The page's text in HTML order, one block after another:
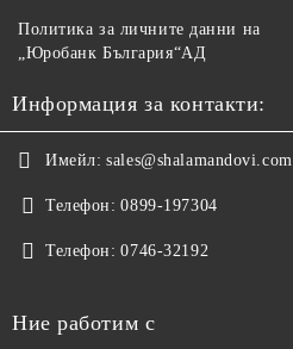
Политика за личните данни на
„Юробанк България“АД
Информация за контакти:
Имейл: sales@shalamandovi.com
Телефон: 0899-197304
Телефон: 0746-32192
Ние работим с